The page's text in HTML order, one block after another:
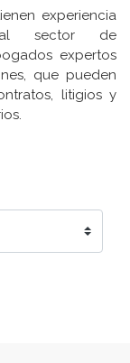
experiencia
al sector de
expertos
que pueden
litigios y